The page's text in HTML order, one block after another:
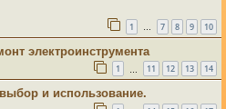
1 … 7 8 9 10
электроинструмента
1 11 12 13 14
и использование.